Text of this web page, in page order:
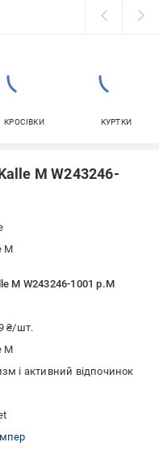
КРОСІВКИ КУРТКИ
M W243246-
M
M W243246-1001 р.M
₴/шт.
M
і активний відпочинок